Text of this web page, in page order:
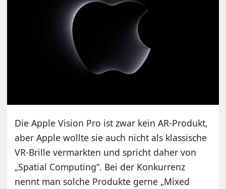
Die Apple Vision Pro ist zwar kein AR-Produkt,
aber Apple wollte sie auch nicht als klassische
VR-Brille vermarkten und spricht daher von
„Spatial Computing“. Bei der Konkurrenz
nennt man solche Produkte gerne „Mixed